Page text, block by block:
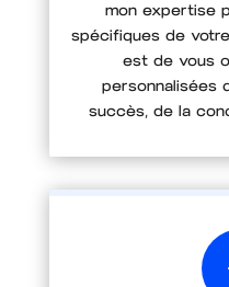
mon expertise
spécifiques de
est de vous
personnalisées
succès, de la